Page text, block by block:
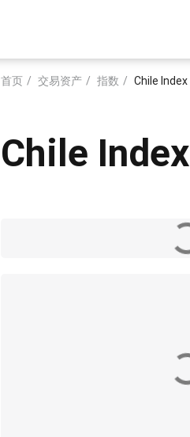
Main
navigation
包
首页 交易资产 指数 Chile Index
Chile Index